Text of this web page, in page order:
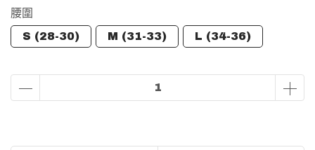
腰圍
S (28-30)
M (31-33) L (34-36)